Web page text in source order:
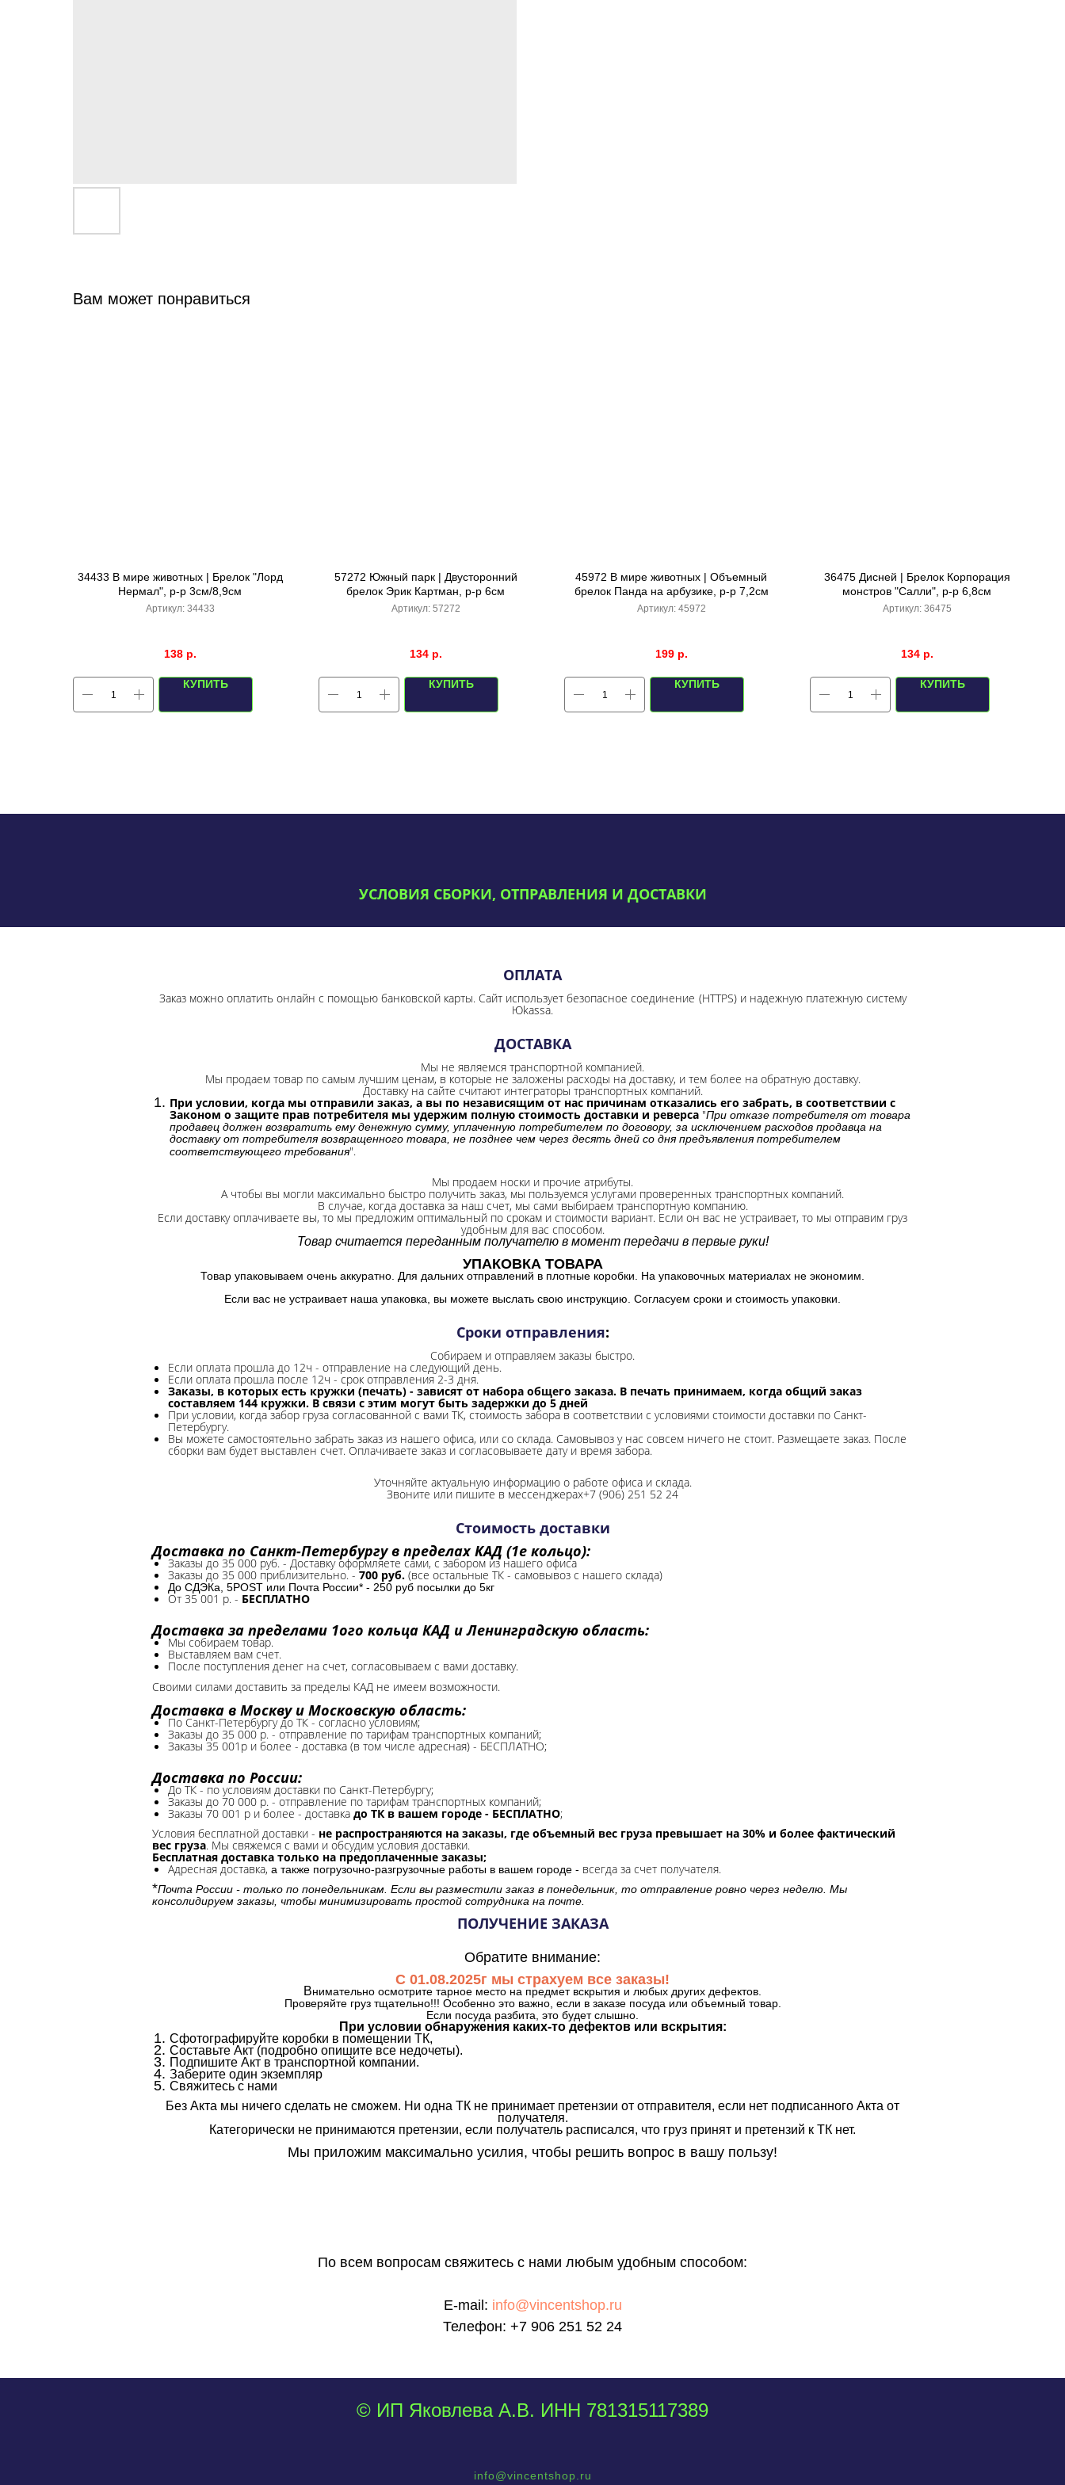
Вам может понравиться
34433 В мире животных | Брелок "Лорд
Нермал", р-р 3см/8,9см
Артикул: 34433
138 р.
КУПИТЬ
57272 Южный парк | Двусторонний
брелок Эрик Картман, р-р 6см
Артикул: 57272
134 р.
КУПИТЬ
45972 В мире животных | Объемный
брелок Панда на арбузике, р-р 7,2см
Артикул: 45972
199 р.
КУПИТЬ
36475 Дисней | Брелок Корпорация
монстров "Салли", р-р 6,8см
Артикул: 36475
134 р.
КУПИТЬ
УСЛОВИЯ СБОРКИ, ОТПРАВЛЕНИЯ И ДОСТАВКИ
ОПЛАТА
Заказ можно оплатить онлайн с помощью банковской карты. Сайт использует безопасное соединение (HTTPS) и надежную платежную систему
Юkassa.
ДОСТАВКА
Мы не являемся транспортной компанией.
Мы продаем товар по самым лучшим ценам, в которые не заложены расходы на доставку, и тем более на обратную доставку.
Доставку на сайте считают интеграторы транспортных компаний.
При условии, когда мы отправили заказ, а вы по независящим от нас причинам отказались его забрать, в соответствии с
Законом о защите прав потребителя мы удержим полную стоимость доставки и реверса "При отказе потребителя от товара
продавец должен возвратить ему денежную сумму, уплаченную потребителем по договору, за исключением расходов продавца на
доставку от потребителя возвращенного товара, не позднее чем через десять дней со дня предъявления потребителем
соответствующего требования".
Мы продаем носки и прочие атрибуты.
А чтобы вы могли максимально быстро получить заказ, мы пользуемся услугами проверенных транспортных компаний.
В случае, когда доставка за наш счет, мы сами выбираем транспортную компанию.
Если доставку оплачиваете вы, то мы предложим оптимальный по срокам и стоимости вариант. Если он вас не устраивает, то мы отправим груз
удобным для вас способом.
Товар считается переданным получателю в момент передачи в первые руки!
УПАКОВКА ТОВАРА
Товар упаковываем очень аккуратно. Для дальних отправлений в плотные коробки. На упаковочных материалах не экономим.
Если вас не устраивает наша упаковка, вы можете выслать свою инструкцию. Согласуем сроки и стоимость упаковки.
Сроки отправления:
Собираем и отправляем заказы быстро.
Если оплата прошла до 12ч - отправление на следующий день.
Если оплата прошла после 12ч - срок отправления 2-3 дня.
Заказы, в которых есть кружки (печать) - зависят от набора общего заказа. В печать принимаем, когда общий заказ
составляем 144 кружки. В связи с этим могут быть задержки до 5 дней
При условии, когда забор груза согласованной с вами ТК, стоимость забора в соответствии с условиями стоимости доставки по Санкт-
Петербургу.
Вы можете самостоятельно забрать заказ из нашего офиса, или со склада. Самовывоз у нас совсем ничего не стоит. Размещаете заказ. После
сборки вам будет выставлен счет. Оплачиваете заказ и согласовываете дату и время забора.
Уточняйте актуальную информацию о работе офиса и склада.
Звоните или пишите в мессенджерах+7 (906) 251 52 24
Стоимость доставки
Доставка по Санкт-Петербургу в пределах КАД (1е кольцо):
Заказы до 35 000 руб. - Доставку оформляете сами, с забором из нашего офиса
Заказы до 35 000 приблизительно. - 700 руб. (все остальные ТК - самовывоз с нашего склада)
До СДЭКа, 5POST или Почта России* - 250 руб посылки до 5кг
От 35 001 р. - БЕСПЛАТНО
Доставка за пределами 1ого кольца КАД и Ленинградскую область:
Мы собираем товар.
Выставляем вам счет.
После поступления денег на счет, согласовываем с вами доставку.
Своими силами доставить за пределы КАД не имеем возможности.​
Доставка в Москву и Московскую область:
По Санкт-Петербургу до ТК - согласно условиям;
Заказы до 35 000 р. - отправление по тарифам транспортных компаний;
Заказы 35 001р и более - доставка (в том числе адресная) - БЕСПЛАТНО;
Доставка по России:
До ТК - по условиям доставки по Санкт-Петербургу;
Заказы до 70 000 р. - отправление по тарифам транспортных компаний;
Заказы 70 001 р и более - доставка до ТК в вашем городе - БЕСПЛАТНО;
Условия бесплатной доставки - не распространяются на заказы, где объемный вес груза превышает на 30% и более фактический
вес груза. Мы свяжемся с вами и обсудим условия доставки.
Бесплатная доставка только на предоплаченные заказы;
Адресная доставка, а также погрузочно-разгрузочные работы в вашем городе - всегда за счет получателя.
*Почта России - только по понедельникам. Если вы разместили заказ в понедельник, то отправление ровно через неделю. Мы
консолидируем заказы, чтобы минимизировать простой сотрудника на почте.
ПОЛУЧЕНИЕ ЗАКАЗА
Обратите внимание:
С 01.08.2025г мы страхуем все заказы!
Внимательно осмотрите тарное место на предмет вскрытия и любых других дефектов.
Проверяйте груз тщательно!!! Особенно это важно, если в заказе посуда или объемный товар.
Если посуда разбита, это будет слышно.
При условии обнаружения каких-то дефектов или вскрытия:
Сфотографируйте коробки в помещении ТК,
Составьте Акт (подробно опишите все недочеты).
Подпишите Акт в транспортной компании.
Заберите один экземпляр
Свяжитесь с нами
Без Акта мы ничего сделать не сможем. Ни одна ТК не принимает претензии от отправителя, если нет подписанного Акта от
получателя.
Категорически не принимаются претензии, если получатель расписался, что груз принят и претензий к ТК нет.
Мы приложим максимально усилия, чтобы решить вопрос в вашу пользу!
По всем вопросам свяжитесь с нами любым удобным способом:
E-mail: info@vincentshop.ru
Телефон: +7 906 251 52 24
© ИП Яковлева А.В. ИНН 781315117389
info@vincentshop.ru